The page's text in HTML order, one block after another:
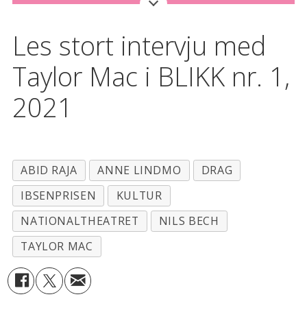
skal honorere en person, institusjon eller
organisasjon som har tilført
verdensdramatikken eller teatret nye
kunstneriske dimensjoner. Prisen deles
ut på Nationaltheatret annethvert år.
velges av en komité av sju profesjonelle
teateraktører utnevnt av
Kulturdepartementet.
Les stort intervju med
Taylor Mac i BLIKK nr. 1,
2021
ABID RAJA ANNE LINDMO
DRAG
IBSENPRISEN
KULTUR
NATIONALTHEATRET
NILS BECH
TAYLOR MAC